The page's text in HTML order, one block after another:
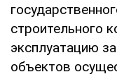
строительного
эксплуатацию
объектов